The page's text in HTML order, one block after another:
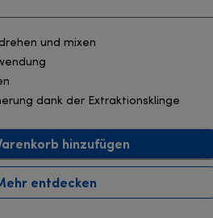
und mixen
dank der Extraktionsklinge
hinzufügen
entdecken